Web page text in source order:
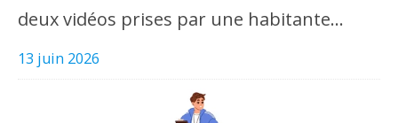
deux vidéos prises par une habitante…
13 juin 2026